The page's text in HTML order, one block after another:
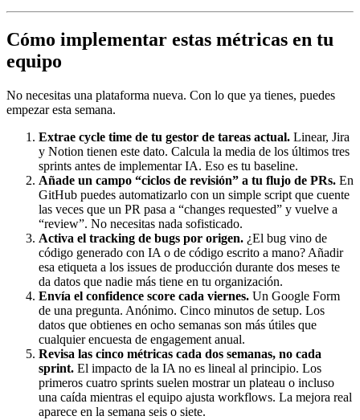
Cómo implementar estas métricas en tu
equipo
No necesitas una plataforma nueva. Con lo que ya tienes, puedes
empezar esta semana.
Extrae cycle time de tu gestor de tareas actual. Linear, Jira
y Notion tienen este dato. Calcula la media de los últimos tres
sprints antes de implementar IA. Eso es tu baseline.
Añade un campo “ciclos de revisión” a tu flujo de PRs. En
GitHub puedes automatizarlo con un simple script que cuente
las veces que un PR pasa a “changes requested” y vuelve a
“review”. No necesitas nada sofisticado.
Activa el tracking de bugs por origen. ¿El bug vino de
código generado con IA o de código escrito a mano? Añadir
esa etiqueta a los issues de producción durante dos meses te
da datos que nadie más tiene en tu organización.
Envía el confidence score cada viernes. Un Google Form
de una pregunta. Anónimo. Cinco minutos de setup. Los
datos que obtienes en ocho semanas son más útiles que
cualquier encuesta de engagement anual.
Revisa las cinco métricas cada dos semanas, no cada
sprint. El impacto de la IA no es lineal al principio. Los
primeros cuatro sprints suelen mostrar un plateau o incluso
una caída mientras el equipo ajusta workflows. La mejora real
aparece en la semana seis o siete.